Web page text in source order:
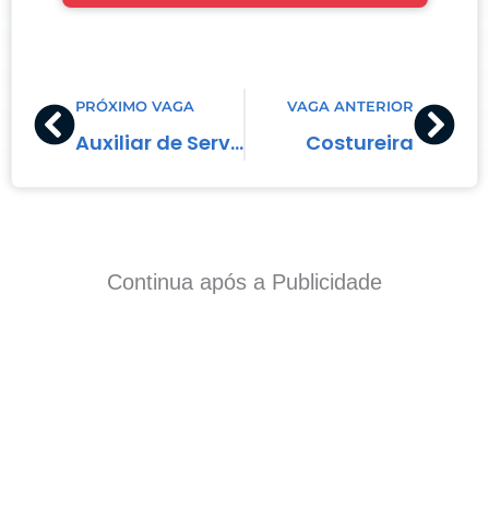
Prev
PRÓXIMO VAGA
Auxiliar de Serviços Gerais
VAGA ANTERIOR
Costureira
Continua após a Publicidade